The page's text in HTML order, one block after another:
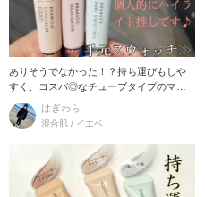
ありそうでなかった！？持ち運びもしや
すく、コスパ◎なチューブタイプのマキ
アージュのベースシ
はぎわら
混合肌 / イエベ